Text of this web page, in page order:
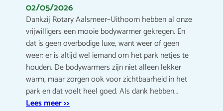
02/05/2026
Dankzij Rotary Aalsmeer–Uithoorn hebben al onze
vrijwilligers een mooie bodywarmer gekregen. En
dat is geen overbodige luxe, want weer of geen
weer: er is altijd wel iemand om het park netjes te
houden. De bodywarmers zijn niet alleen lekker
warm, maar zorgen ook voor zichtbaarheid in het
park en dat voelt heel goed. Als dank hebben…
Lees meer >>